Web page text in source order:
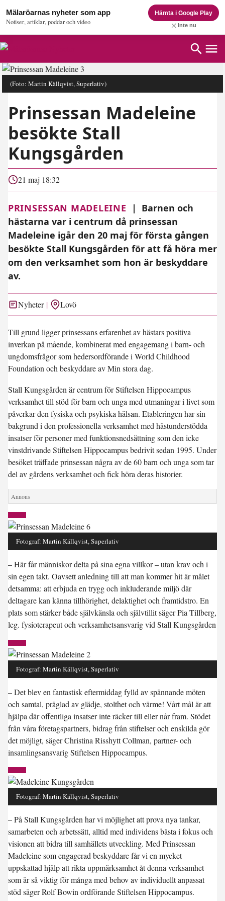
Mälaröarnas nyheter som app
Notiser, artiklar, poddar och video
Hämta i Google Play
Inte nu
(Foto: Martin Källqvist, Superlativ)
Prinsessan Madeleine
besökte Stall
Kungsgården
21 maj 18:32
PRINSESSAN MADELEINE |
Barnen och
hästarna var i centrum då prinsessan
Madeleine igår den 20 maj för första gången
besökte Stall Kungsgården för att få höra mer
om den verksamhet som hon är beskyddare
av.
Nyheter Lovö
Till grund ligger prinsessans erfarenhet av hästars positiva
inverkan på mående, kombinerat med engagemang i barn- och
ungdomsfrågor som hedersordförande i World Childhood
Foundation och beskyddare av Min stora dag.
Stall Kungsgården är centrum för Stiftelsen Hippocampus
verksamhet till stöd för barn och unga med utmaningar i livet som
påverkar den fysiska och psykiska hälsan. Etableringen har sin
bakgrund i den professionella verksamhet med hästunderstödda
insatser för personer med funktionsnedsättning som den icke
vinstdrivande Stiftelsen Hippocampus bedrivit sedan 1995. Under
besöket träffade prinsessan några av de 60 barn och unga som tar
del av gårdens verksamhet och fick höra deras historier.
Fotograf: Martin Källqvist, Superlativ
– Här får människor delta på sina egna villkor – utan krav och i
sin egen takt. Oavsett anledning till att man kommer hit är målet
detsamma: att erbjuda en trygg och inkluderande miljö där
deltagare kan känna tillhörighet, delaktighet och framtidstro. En
plats som stärker både självkänsla och självtillit säger Pia Tillberg,
leg. fysioterapeut och verksamhetsansvarig vid Stall Kungsgården
Fotograf: Martin Källqvist, Superlativ
– Det blev en fantastisk eftermiddag fylld av spännande möten
och samtal, präglad av glädje, stolthet och värme! Vårt mål är att
hjälpa där offentliga insatser inte räcker till eller når fram. Stödet
från våra företagspartners, bidrag från stiftelser och enskilda gör
det möjligt, säger Christina Risshytt Collman, partner- och
insamlingsansvarig Stiftelsen Hippocampus.
Fotograf: Martin Källqvist, Superlativ
– På Stall Kungsgården har vi möjlighet att prova nya tankar,
samarbeten och arbetssätt, alltid med individens bästa i fokus och
visionen att bidra till samhällets utveckling. Med Prinsessan
Madeleine som engagerad beskyddare får vi en mycket
uppskattad hjälp att rikta uppmärksamhet åt denna verksamhet
som är så viktig för många med behov av individuellt anpassat
stöd säger Rolf Bowin ordförande Stiftelsen Hippocampus.